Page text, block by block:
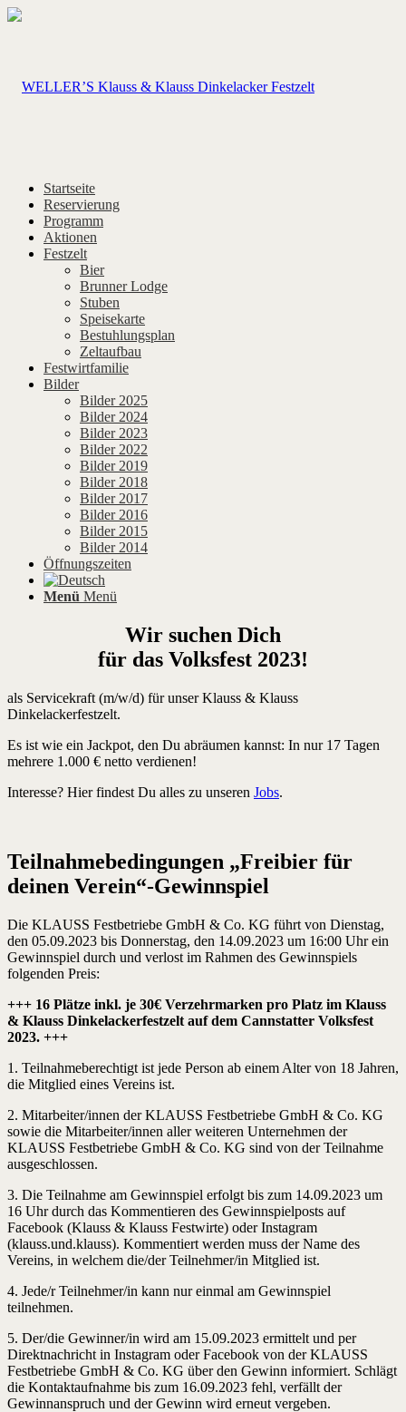
Startseite
Reservierung
Programm
Aktionen
Festzelt
Bier
Brunner Lodge
Stuben
Speisekarte
Bestuhlungsplan
Zeltaufbau
Festwirtfamilie
Bilder
Bilder 2025
Bilder 2024
Bilder 2023
Bilder 2022
Bilder 2019
Bilder 2018
Bilder 2017
Bilder 2016
Bilder 2015
Bilder 2014
Öffnungszeiten
Menü Menü
Wir suchen Dich
für das Volksfest 2023!
als Servicekraft (m/w/d) für unser Klauss & Klauss
Dinkelackerfestzelt.
Es ist wie ein Jackpot, den Du abräumen kannst: In nur 17 Tagen
mehrere 1.000 € netto verdienen!
Interesse? Hier findest Du alles zu unseren Jobs.
Teilnahmebedingungen „Freibier für
deinen Verein“-Gewinnspiel
Die KLAUSS Festbetriebe GmbH & Co. KG führt von Dienstag,
den 05.09.2023 bis Donnerstag, den 14.09.2023 um 16:00 Uhr ein
Gewinnspiel durch und verlost im Rahmen des Gewinnspiels
folgenden Preis:
+++ 16 Plätze inkl. je 30€ Verzehrmarken pro Platz im Klauss
& Klauss Dinkelackerfestzelt auf dem Cannstatter Volksfest
2023. +++
1. Teilnahmeberechtigt ist jede Person ab einem Alter von 18 Jahren,
die Mitglied eines Vereins ist.
2. Mitarbeiter/innen der KLAUSS Festbetriebe GmbH & Co. KG
sowie die Mitarbeiter/innen aller weiteren Unternehmen der
KLAUSS Festbetriebe GmbH & Co. KG sind von der Teilnahme
ausgeschlossen.
3. Die Teilnahme am Gewinnspiel erfolgt bis zum 14.09.2023 um
16 Uhr durch das Kommentieren des Gewinnspielposts auf
Facebook (Klauss & Klauss Festwirte) oder Instagram
(klauss.und.klauss). Kommentiert werden muss der Name des
Vereins, in welchem die/der Teilnehmer/in Mitglied ist.
4. Jede/r Teilnehmer/in kann nur einmal am Gewinnspiel
teilnehmen.
5. Der/die Gewinner/in wird am 15.09.2023 ermittelt und per
Direktnachricht in Instagram oder Facebook von der KLAUSS
Festbetriebe GmbH & Co. KG über den Gewinn informiert. Schlägt
die Kontaktaufnahme bis zum 16.09.2023 fehl, verfällt der
Gewinnanspruch und der Gewinn wird erneut vergeben.